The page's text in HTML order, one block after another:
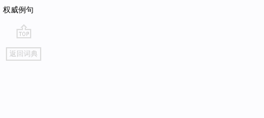
权威例句
go
top
返回词典